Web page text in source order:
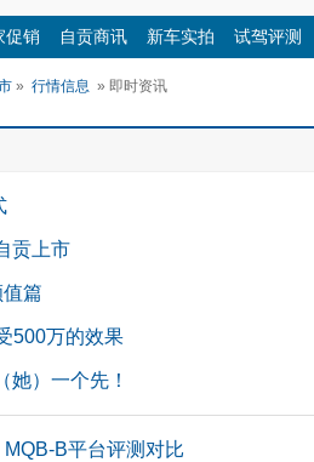
促销 自贡商讯 新车实拍 试驾评测
» 行情信息 » 即时资讯
贡上市
篇
500万的效果
她）一个先！
B平台评测对比